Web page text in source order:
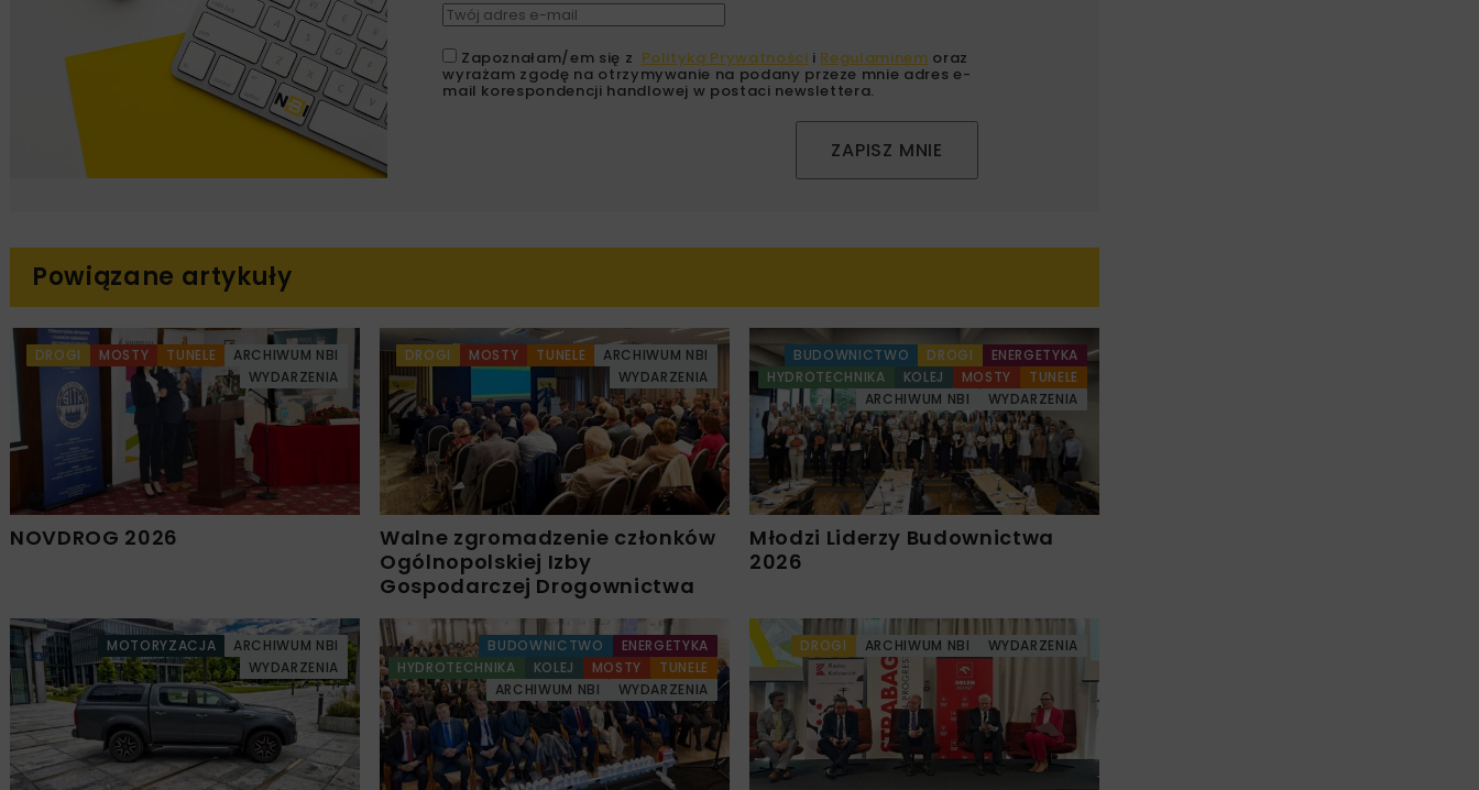
Zapoznałam/em się z Polityką Prywatności i Regulaminem oraz
wyrażam zgodę na otrzymywanie na podany przeze mnie adres e-
mail korespondencji handlowej w postaci newslettera.
ZAPISZ MNIE
Powiązane artykuły
DROGI MOSTY TUNELE
ARCHIWUM NBI
WYDARZENIA
NOVDROG 2026
DROGI MOSTY TUNELE
ARCHIWUM NBI
WYDARZENIA
Walne zgromadzenie członków
Ogólnopolskiej Izby
Gospodarczej Drogownictwa
BUDOWNICTWO DROGI
ENERGETYKA
HYDROTECHNIKA
KOLEJ MOSTY
TUNELE
ARCHIWUM NBI
WYDARZENIA
Młodzi Liderzy Budownictwa
2026
MOTORYZACJA
ARCHIWUM NBI
WYDARZENIA
BUDOWNICTWO
ENERGETYKA
HYDROTECHNIKA
KOLEJ MOSTY
TUNELE
ARCHIWUM NBI
WYDARZENIA
DROGI ARCHIWUM NBI WYDARZENIA